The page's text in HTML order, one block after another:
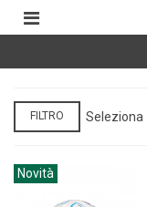
FILTRO Seleziona
Novità